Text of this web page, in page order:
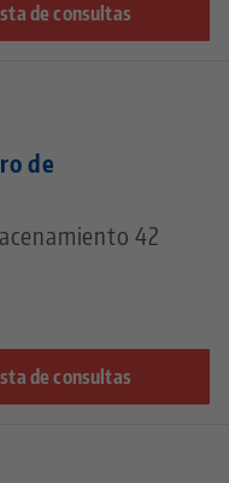
de consultas
de
42
de consultas